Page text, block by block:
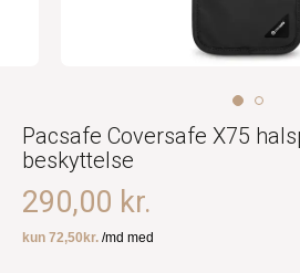
Pacsafe Coversafe X75
beskyttelse
290,00 kr.